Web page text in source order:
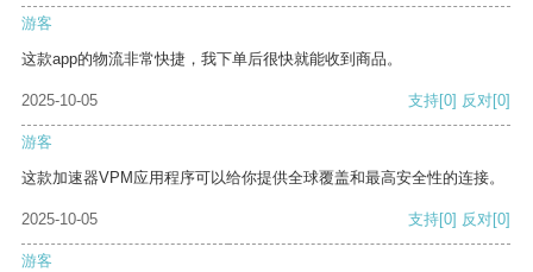
游客
这款app的物流非常快捷，我下单后很快就能收到商品。
2025-10-05 支持[0] 反对[0]
游客
这款加速器VPM应用程序可以给你提供全球覆盖和最高安全性的连接。
2025-10-05 支持[0] 反对[0]
游客